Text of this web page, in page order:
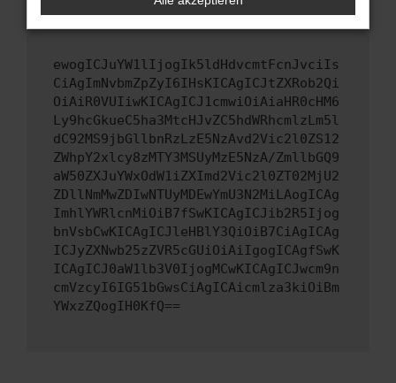
ewogICJuYW1lIjogIk5ldHdvcmtFcnJvciIs
CiAgImNvbmZpZyI6IHsKICAgICJtZXRob2Qi
OiAiR0VUIiwKICAgICJ1cmwiOiAiaHR0cHM6
Ly9hcGkueC5ha3MtcHJvZC5hdWRhcmlzLm5l
dC92MS9jbGllbnRzLzE5NzAvd2Vic2l0ZS12
ZWhpY2xlcy8zMTY3MSUyMzE5NzA/ZmllbGQ9
aW50ZXJuYWxOdW1iZXImd2Vic2l0ZT02MjU2
ZDllNmMwZDIwNTUyMDEwYmU3N2MiLAogICAg
ImhlYWRlcnMiOiB7fSwKICAgICJib2R5Ijog
bnVsbCwKICAgICJleHBlY3QiOiB7CiAgICAg
ICJyZXNwb25zZVR5cGUiOiAiIgogICAgfSwK
ICAgICJ0aW1lb3V0IjogMCwKICAgICJwcm9n
cmVzcyI6IG51bGwsCiAgICAicmlza3kiOiBm
YWxzZQogIH0KfQ==